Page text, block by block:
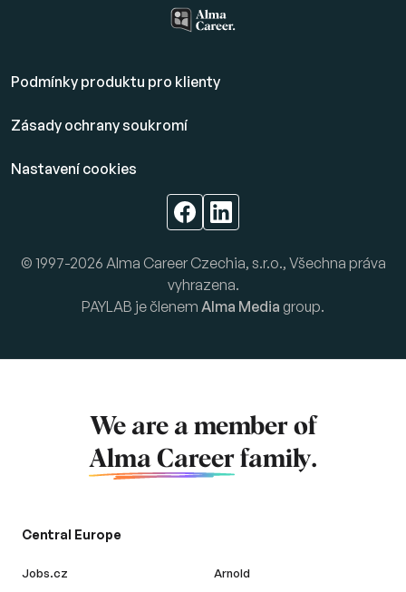
Podmínky produktu pro klienty
Zásady ochrany soukromí
Nastavení cookies
© 1997-2026 Alma Career Czechia, s.r.o., Všechna práva
vyhrazena.
PAYLAB je členem Alma Media group.
We are a member of
Alma Career family.
Central Europe
Jobs.cz
Arnold